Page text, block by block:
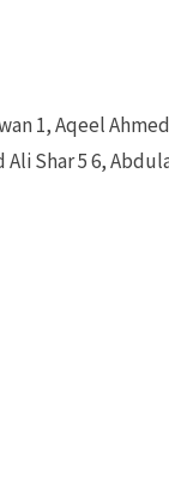
1, Aqeel
Shar 5 6,